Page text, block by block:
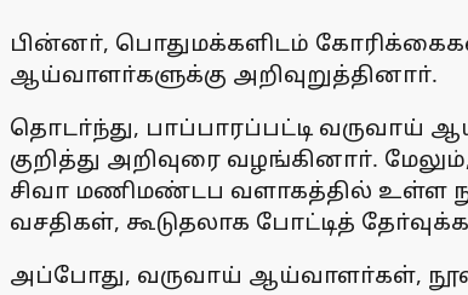
பின்னா், பொதுமக்களிடம்
ஆய்வாளா்களுக்கு அறிவுறுத்தினாா்.
தொடா்ந்து, பாப்பாரப்பட்டி
குறித்து அறிவுரை வழங்கினாா்.
சிவா மணிமண்டப வளாகத்தில் உள்ள
வசதிகள், கூடுதலாக போட்டித்
அப்போது, வருவாய் ஆய்வாளா்கள்,